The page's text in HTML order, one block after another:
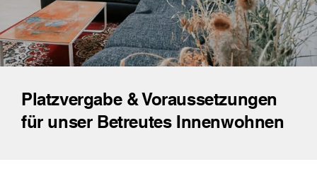
Platzvergabe & Voraussetzungen
für unser Betreutes Innenwohnen